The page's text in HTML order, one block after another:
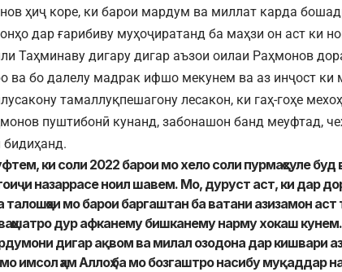
ҳиҷ коре, ки барои мардум ва миллат карда
дар ғарибиву муҳоҷиратанд ба маҳзи он аст ки
Таҳминаву дигару дигар аъзои оилаи Раҳмонов
ва бо далелу мадрак ифшо мекунем ва аз инҷост
тамаллуқпешагону лесакон, ки гаҳ-гоҳе
пуштибонӣ кунанд, забонашон банд меуфтад,
ки соли 2022 барои мо хело соли пурмаҳсуле
назаррасе ноил шавем. Мо, дуруст аст, ки дар
талошҳои мо барои баргаштан ба ватани азизамон аст
дур афканему бишканему нарму хокаш
дигар ақвом ва милал озодона дар кишвари
имсол ҳам Аллоҳ ба мо бозгаштро насибу муқаддар